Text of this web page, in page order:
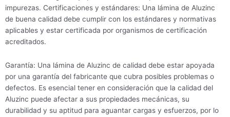
impurezas. Certificaciones y estándares: Una lámina de Aluzinc
de buena calidad debe cumplir con los estándares y normativas
aplicables y estar certificada por organismos de certificación
acreditados.
Garantía: Una lámina de Aluzinc de calidad debe estar apoyada
por una garantía del fabricante que cubra posibles problemas o
defectos. Es esencial tener en consideración que la calidad del
Aluzinc puede afectar a sus propiedades mecánicas, su
durabilidad y su aptitud para aguantar cargas y esfuerzos, por lo